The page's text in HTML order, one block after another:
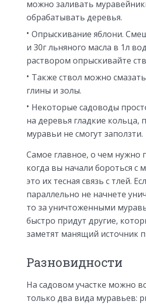
можно заливать
обрабатывать деревья.
Опрыскивание яблони.
и 30г льняного масла в 1л
раствором опрыскивайте
Также ствол можно
глины и золы.
Некоторые садоводы
на деревья гладкие кольца,
муравьи не смогут заползти.
Самое главное, о чем нужно
когда вы начали бороться с
это их тесная связь с тлей.
параллельно не начнете
то за уничтоженными
быстро придут другие,
заметят манящий источник
Разновидности
На садовом участке можно
только два вида муравьев: